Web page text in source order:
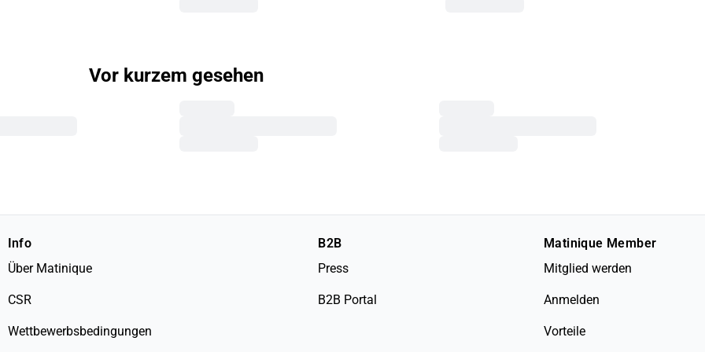
Vor kurzem gesehen
Info
Über Matinique
CSR
Wettbewerbsbedingungen
B2B
Press
B2B Portal
Matinique Member
Mitglied werden
Anmelden
Vorteile